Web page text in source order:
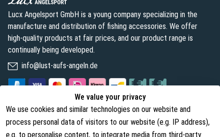
We value your privacy
We use cookies and similar technologies on our website and
process personal data of visitors to our website (e.g. IP address),
e.g. to personalise content, to integrate media from third-party
Lucx Angelsport GmbH is a young company specializing in the
manufacture and distribution of fishing accessories. We offer
high-quality products at fair prices, and our product range is
continually being developed.
info@lust-aufs-angeln.de
Legal
Terms and Conditions
About us
About Us